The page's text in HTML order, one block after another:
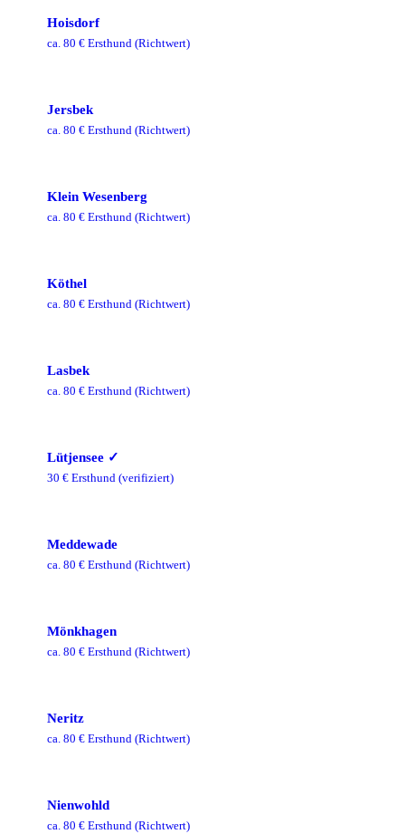
Hoisdorf
ca. 80 € Ersthund (Richtwert)
Jersbek
ca. 80 € Ersthund (Richtwert)
Klein Wesenberg
ca. 80 € Ersthund (Richtwert)
Köthel
ca. 80 € Ersthund (Richtwert)
Lasbek
ca. 80 € Ersthund (Richtwert)
Lütjensee ✓
30 € Ersthund (verifiziert)
Meddewade
ca. 80 € Ersthund (Richtwert)
Mönkhagen
ca. 80 € Ersthund (Richtwert)
Neritz
ca. 80 € Ersthund (Richtwert)
Nienwohld
ca. 80 € Ersthund (Richtwert)